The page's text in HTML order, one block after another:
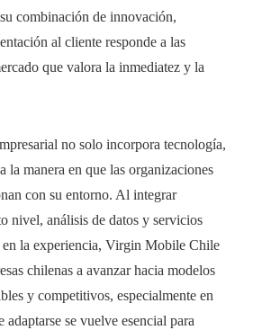
combinación de innovación,
al cliente responde a las
que valora la inmediatez y la
no solo incorpora tecnología,
la manera en que las organizaciones
con su entorno. Al integrar
nivel, análisis de datos y servicios
en la experiencia, Virgin Mobile Chile
chilenas a avanzar hacia modelos
y competitivos, especialmente en
adaptarse se vuelve esencial para